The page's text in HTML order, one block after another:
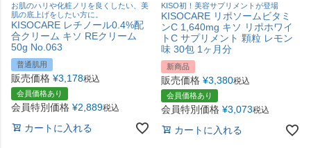
お肌のハリや化粧ノリを良くしたい、美
肌の底上げをしたい方に。
KISOCARE レチノール0.4%配
合クリーム キソ REクリーム
50g No.063
普通肌用
販売価格 ¥3,178税込
会員価格あり
会員特別価格 ¥2,889税込
カートに入れる
KISO初！美容サプリメントが登場
KISOCARE リポソームビタミ
ンC 1,640mg キソ リポホワイ
トC サプリメント 顆粒 レモン
味 30包 1ヶ月分
新商品
販売価格 ¥3,380税込
会員価格あり
会員特別価格 ¥3,073税込
カートに入れる